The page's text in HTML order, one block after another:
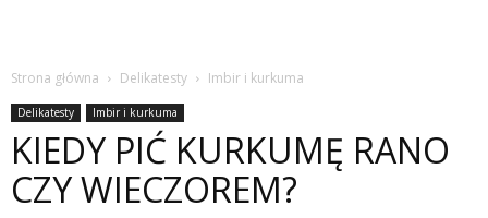
Strona główna Delikatesty Imbir i kurkuma
Delikatesty Imbir i kurkuma
KIEDY PIĆ KURKUMĘ RANO
CZY WIECZOREM?